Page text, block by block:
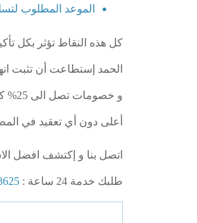
الموعد المطلوب
كل هذه النقاط تؤثر بكل
الحمد إستطاعت أن
و
أعلى دون أي تعقيد في
اتصل بنا و إكتشف افضل
طلبك خدمة 24 ساعة :